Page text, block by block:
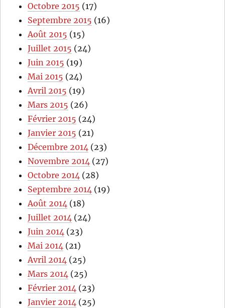
Octobre 2015 (17)
Septembre 2015 (16)
Août 2015 (15)
Juillet 2015 (24)
Juin 2015 (19)
Mai 2015 (24)
Avril 2015 (19)
Mars 2015 (26)
Février 2015 (24)
Janvier 2015 (21)
Décembre 2014 (23)
Novembre 2014 (27)
Octobre 2014 (28)
Septembre 2014 (19)
Août 2014 (18)
Juillet 2014 (24)
Juin 2014 (23)
Mai 2014 (21)
Avril 2014 (25)
Mars 2014 (25)
Février 2014 (23)
Janvier 2014 (25)